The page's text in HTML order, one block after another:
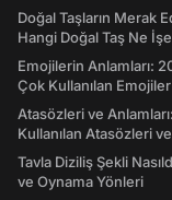
Doğal Taşların Merak
Hangi Doğal Taş Ne
Emojilerin Anlamları:
Çok Kullanılan
Atasözleri ve
Kullanılan Atasözleri
Tavla Diziliş Şekli
ve Oynama Yönleri